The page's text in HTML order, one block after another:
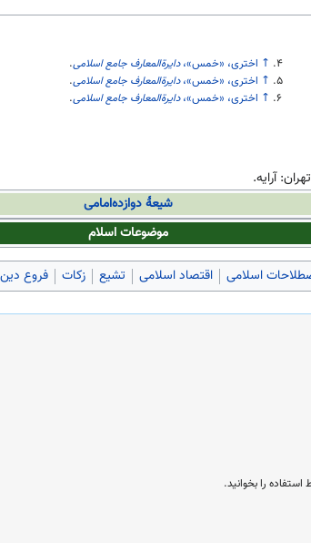
↑ اختری، «خمس»،دایرةالمعارف جامع اسلامی.
↑ اختری، «خمس»،دایرةالمعارف جامع اسلامی.
↑ اختری، «خمس»،دایرةالمعارف جامع اسلامی.
آرایه.
شیعهٔ دوازده‌امامی
موضوعاتاسلام
اسلامی اقتصاد اسلامی تشیع زکات فروع
را بخوانید.